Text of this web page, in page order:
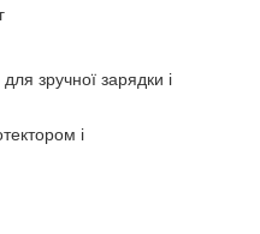
зручної зарядки і
і